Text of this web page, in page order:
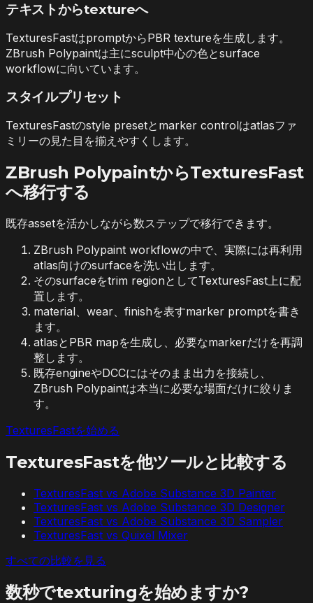
テキストからtextureへ
TexturesFastはpromptからPBR textureを生成します。
ZBrush Polypaintは主にsculpt中心の色とsurface
workflowに向いています。
スタイルプリセット
TexturesFastのstyle presetとmarker controlはatlasファ
ミリーの見た目を揃えやすくします。
ZBrush PolypaintからTexturesFast
へ移行する
既存assetを活かしながら数ステップで移行できます。
ZBrush Polypaint workflowの中で、実際には再利用
atlas向けのsurfaceを洗い出します。
そのsurfaceをtrim regionとしてTexturesFast上に配
置します。
material、wear、finishを表すmarker promptを書き
ます。
atlasとPBR mapを生成し、必要なmarkerだけを再調
整します。
既存engineやDCCにはそのまま出力を接続し、
ZBrush Polypaintは本当に必要な場面だけに絞りま
す。
TexturesFastを始める
TexturesFastを他ツールと比較する
TexturesFast vs Adobe Substance 3D Painter
TexturesFast vs Adobe Substance 3D Designer
TexturesFast vs Adobe Substance 3D Sampler
TexturesFast vs Quixel Mixer
すべての比較を見る
数秒でtexturingを始めますか?